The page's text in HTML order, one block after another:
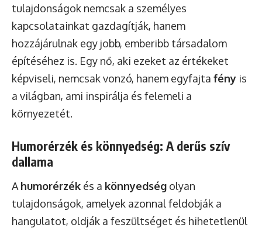
tulajdonságok nemcsak a személyes
kapcsolatainkat gazdagítják, hanem
hozzájárulnak egy jobb, emberibb társadalom
építéséhez is. Egy nő, aki ezeket az értékeket
képviseli, nemcsak vonzó, hanem egyfajta fény is
a világban, ami inspirálja és felemeli a
környezetét.
Humorérzék és könnyedség: A derűs szív
dallama
A humorérzék és a könnyedség olyan
tulajdonságok, amelyek azonnal feldobják a
hangulatot, oldják a feszültséget és hihetetlenül